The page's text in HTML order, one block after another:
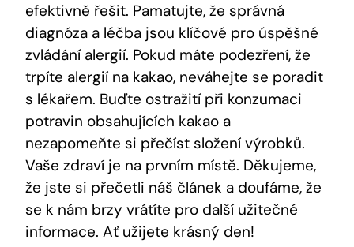
efektivně řešit. Pamatujte, že správná
diagnóza a léčba jsou klíčové pro úspěšné
zvládání alergií. Pokud máte podezření, že
trpíte alergií na kakao, neváhejte se poradit
s lékařem. Buďte ostražití při konzumaci
potravin obsahujících kakao a
nezapomeňte si přečíst složení výrobků.
Vaše zdraví je na prvním místě. Děkujeme,
že jste si přečetli náš článek a doufáme, že
se k nám brzy vrátíte pro další užitečné
informace. Ať užijete krásný den!